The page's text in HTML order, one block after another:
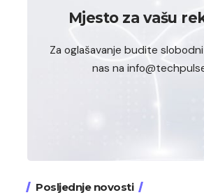
Mjesto za vašu
Za oglašavanje budite
nas na
Posljednje novosti